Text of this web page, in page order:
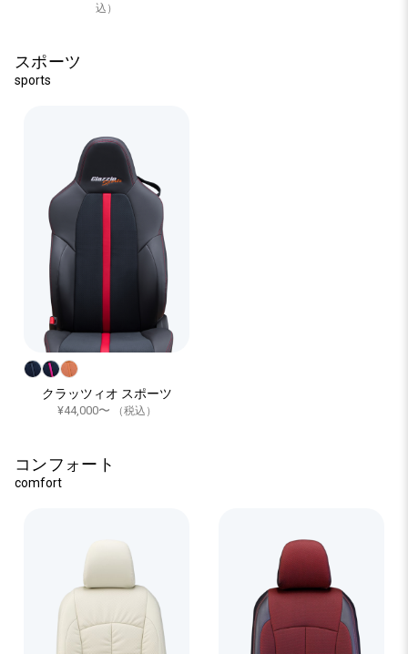
込）
スポーツ
sports
クラッツィオ スポーツ
¥44,000〜 （税込）
コンフォート
comfort